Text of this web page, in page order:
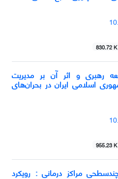
830.72 K
رهبری و اثر آن بر مدیریت
اسلامی ایران در بحران‌های
955.23 K
چندسطحی مراکز درمانی : رویکرد